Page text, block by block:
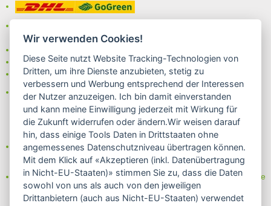
auswählen:
- Rechnung
- Lastschrift/Bankeinzug
Das Internetsiegel "GEPRÜFTER SHOP – Sicher einkaufen":
Partner von:
Wine in Moderation - bewußt genießen
Erfahren Sie mehr über Biowein in unserem Blog oder Folgen Sie
uns!
Blog
Wir verwenden Cookies!
Diese Seite nutzt Website Tracking-Technologien von
Dritten, um ihre Dienste anzubieten, stetig zu
verbessern und Werbung entsprechend der Interessen
der Nutzer anzuzeigen. Ich bin damit einverstanden
und kann meine Einwilligung jederzeit mit Wirkung für
die Zukunft widerrufen oder ändern.Wir weisen darauf
hin, dass einige Tools Daten in Drittstaaten ohne
angemessenes Datenschutzniveau übertragen können.
Mit dem Klick auf «Akzeptieren (inkl. Datenübertragung
in Nicht-EU-Staaten)» stimmen Sie zu, dass die Daten
sowohl von uns als auch von den jeweiligen
Drittanbietern (auch aus Nicht-EU-Staaten) verwendet